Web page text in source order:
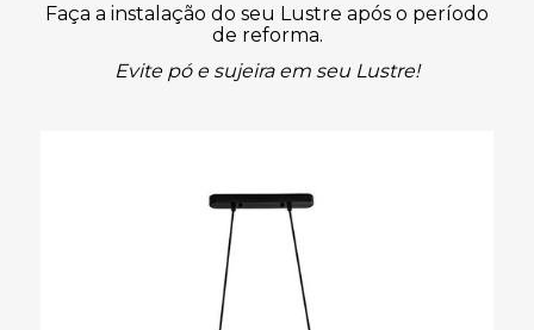
Faça a instalação do seu Lustre após o período
de reforma.
Evite pó e sujeira em seu Lustre!